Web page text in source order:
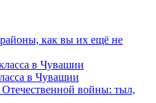
как вы их ещё не
в Чувашии
в Чувашии
войны: тыл,